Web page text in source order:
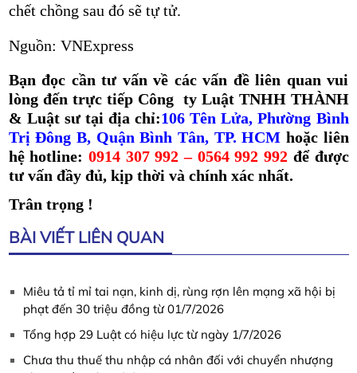
chết chồng sau đó sẽ tự tử.
Nguồn: VNExpress
Bạn đọc cần tư vấn về các vấn đề liên quan vui
lòng đến trực tiếp Công ty Luật TNHH THÀNH
& Luật sư tại địa chỉ:106 Tên Lửa, Phường Bình
Trị Đông B, Quận Bình Tân, TP. HCM hoặc liên
hệ hotline: 0914 307 992 – 0564 992 992 để được
tư vấn đầy đủ, kịp thời và chính xác nhất.
Trân trọng !
BÀI VIẾT LIÊN QUAN
Miêu tả tỉ mỉ tai nạn, kinh dị, rùng rợn lên mạng xã hội bị
phạt đến 30 triệu đồng từ 01/7/2026
Tổng hợp 29 Luật có hiệu lực từ ngày 1/7/2026
Chưa thu thuế thu nhập cá nhân đối với chuyển nhượng